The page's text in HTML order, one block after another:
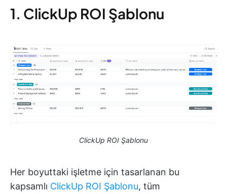
1. ClickUp ROI Şablonu
ClickUp ROI Şablonu
Her boyuttaki işletme için tasarlanan bu
kapsamlı ClickUp ROI Şablonu, tüm